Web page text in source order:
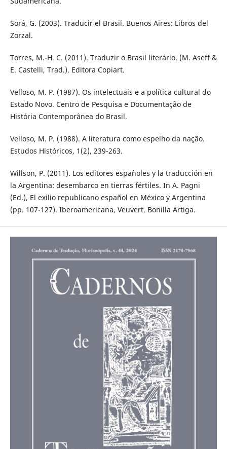
Sorá, G. (2003). Traducir el Brasil. Buenos Aires: Libros del
Zorzal.
Torres, M.-H. C. (2011). Traduzir o Brasil literário. (M. Aseff &
E. Castelli, Trad.). Editora Copiart.
Velloso, M. P. (1987). Os intelectuais e a política cultural do
Estado Novo. Centro de Pesquisa e Documentação de
História Contemporânea do Brasil.
Velloso, M. P. (1988). A literatura como espelho da nação.
Estudos Históricos, 1(2), 239-263.
Willson, P. (2011). Los editores españoles y la traducción en
la Argentina: desembarco en tierras fértiles. In A. Pagni
(Ed.), El exilio republicano español en México y Argentina
(pp. 107-127). Iberoamericana, Veuvert, Bonilla Artiga.